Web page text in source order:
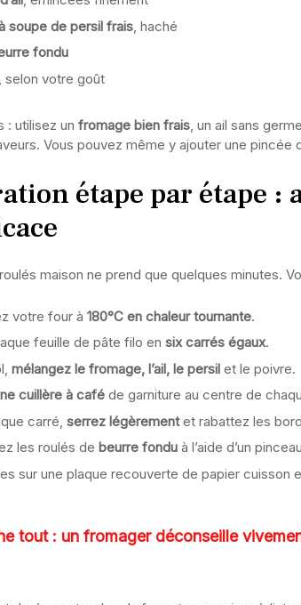
soupe de persil frais , haché
fondu
selon votre goût
: utilisez un fromage bien frais , un ail sans
Vous pouvez même y ajouter une
étape par étape :
maison ne prend que quelques minutes.
votre four à 180°C en chaleur tournante.
feuille de pâte filo en six carrés égaux.
mélangez le fromage, l’ail, le persil et le poivre.
cuillère à café de garniture au centre de
carré, serrez légèrementet rabattez les
les roulés de beurre fondu à l’aide d’un
sur une plaque recouverte de papier cuisson
tout : un fromager déconseille